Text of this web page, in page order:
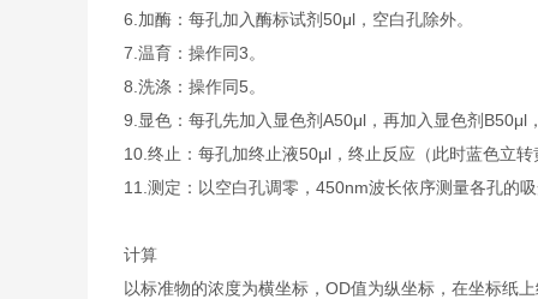
6. 加酶：每孔加入酶标试剂50μl，空白孔除外。
7. 温育：操作同3。
8. 洗涤：操作同5。
9. 显色：每孔先加入显色剂A50μl，再加入显色剂
10. 终止：每孔加终止液50μl，终止反应（此时蓝色立转
11. 测定：以空白孔调零，450nm波长依序测量各孔的
计算
以标准物的浓度为横坐标，OD值为纵坐标，在坐标纸